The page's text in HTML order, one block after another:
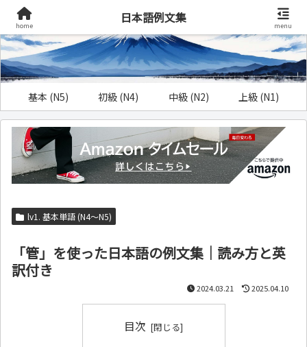
基本 (N5) 初級 (N4) 中級 (N2) 上級 (N1)
lv1. 基本単語 (N4～N5)
「管」を使った日本語の例文集｜読み方と英
訳付き
2024.03.21 2025.04.10
目次
home
日本語例文集
menu